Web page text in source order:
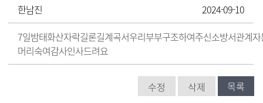
한남진
2024-09-10
7일밤태화산자락길론길계곡서우리부부구조하여주신소방서관계
머리숙여감사인사드려요
수정 삭제 목록